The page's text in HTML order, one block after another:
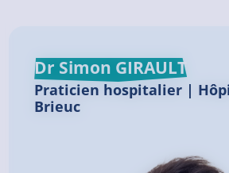
Dr Simon GIRAULT
Praticien hospitalier |
Brieuc